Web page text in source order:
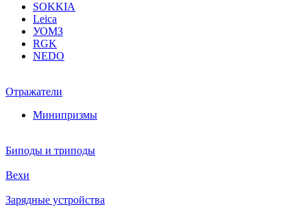
SOKKIA
Leica
УОМЗ
RGK
NEDO
Отражатели
Минипризмы
Биподы и триподы
Вехи
Зарядные устройства